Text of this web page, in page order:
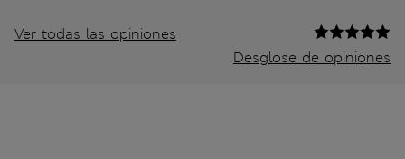
Ver todas las opiniones
Desglose de opiniones